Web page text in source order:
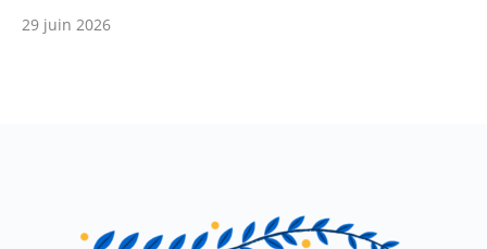
29 juin 2026